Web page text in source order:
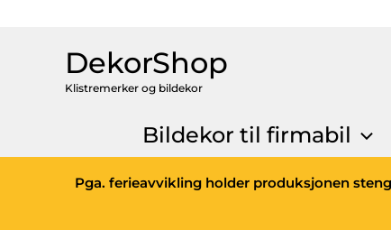
DekorShop
Klistremerker og bildekor
Bildekor til firmabil
Pga. ferieavvikling holder produksjonen